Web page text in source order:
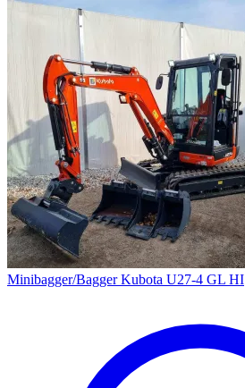
Minibagger/Bagger Kubota U27-4 GL HI